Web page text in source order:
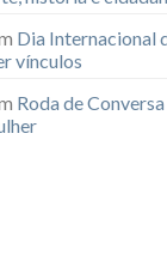
Dia Internacional
vínculos
Roda de